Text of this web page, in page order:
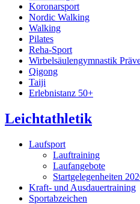
Koronarsport
Nordic Walking
Walking
Pilates
Reha-Sport
Wirbelsäulengymnastik
Qigong
Taiji
Erlebnistanz 50+
Leichtathletik
Laufsport
Lauftraining
Laufangebote
Startgelegenheiten
Kraft- und Ausdauertraining
Sportabzeichen